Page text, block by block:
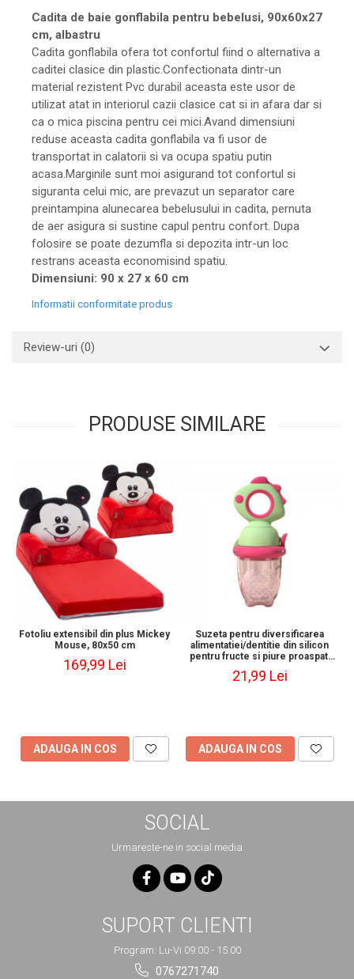
Cadita de baie gonflabila pentru bebelusi, 90x60x27
cm, albastru
Cadita gonflabila ofera tot confortul fiind o alternativa a
caditei clasice din plastic.Confectionata dintr-un
material rezistent Pvc durabil aceasta este usor de
utilizat atat in interiorul cazii clasice cat si in afara dar si
ca o mica piscina pentru cei mici.Avand dimensiuni
reduse aceasta cadita gonflabila va fi usor de
transportat in calatorii si va ocupa spatiu putin
acasa.Marginile sunt moi asigurand tot confortul si
siguranta celui mic, are prevazut un separator care
preintampina alunecarea bebelusului in cadita, pernuta
de aer asigura si sustine capul pentru confort. Dupa
folosire se poate dezumfla si depozita intr-un loc
restrans aceasta economisind spatiu.
Dimensiuni: 90 x 27 x 60 cm
Informatii conformitate produs
Review-uri (0)
PRODUSE SIMILARE
Fotoliu extensibil din plus Mickey
Mouse, 80x50 cm
169,99 Lei
ADAUGA IN COS
Suzeta pentru diversificarea
alimentatiei/dentitie din silicon
pentru fructe si piure proaspat,
21,99 Lei
ADAUGA IN COS
SOCIAL
Urmareste-ne in social media
SUPORT CLIENTI
Program: Lu-Vi 09:00 - 15:00
0767271740